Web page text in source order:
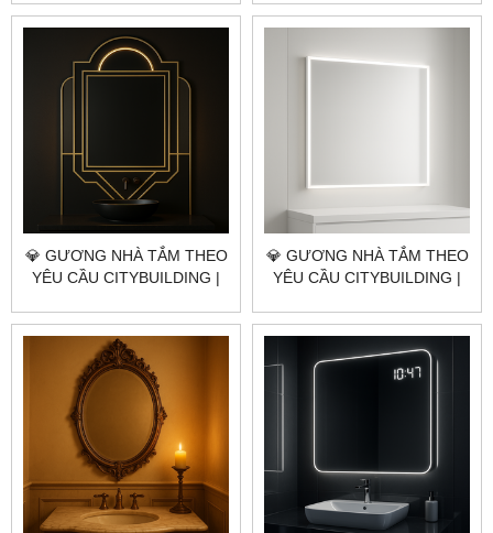
GIÁ GƯƠNG NHÀ TẮM
QUẬN 10 TP.HCM
GIÁ GƯƠNG NHÀ TẮM
💎 GƯƠNG NHÀ TẮM THEO
YÊU CẦU CITYBUILDING |
GIÁ GƯƠNG NHÀ TẮM
QUẬN 7 TP.HCM
💎 GƯƠNG NHÀ TẮM THEO
YÊU CẦU CITYBUILDING |
GIÁ GƯƠNG NHÀ TẮM
QUẬN 5 TP.HCM